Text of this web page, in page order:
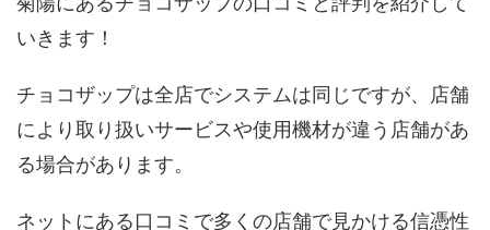
いきます！
チョコザップは全店でシステムは同じですが、店舗
により取り扱いサービスや使用機材が違う店舗があ
る場合があります。
ネットにある口コミで多くの店舗で見かける信憑性